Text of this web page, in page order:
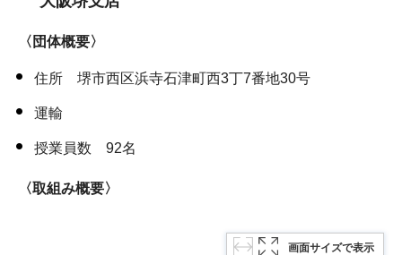
〈団体概要〉
住所 堺市西区浜寺石津町西3丁7番地30号
運輸
授業員数 92名
〈取組み概要〉
画面サイズで表示